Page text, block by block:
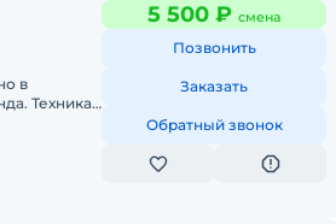
в
Техника
5 500 ₽ смена
Позвонить
Заказать
Обратный звонок